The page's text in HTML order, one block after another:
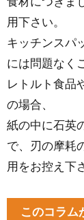
用下さい。
キッチンスパ
には問題なく
レトルト食品
の場合、
紙の中に石英
で、刃の摩耗
用をお控え下
このコラム